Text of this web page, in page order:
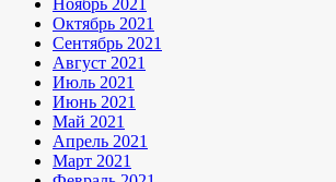
Ноябрь 2021
Октябрь 2021
Сентябрь 2021
Август 2021
Июль 2021
Июнь 2021
Май 2021
Апрель 2021
Март 2021